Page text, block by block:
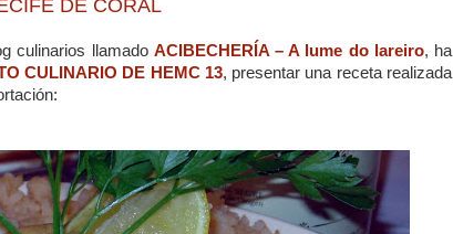
DE CORAL
culinarios llamado ACIBECHERÍA – A lume do lareiro, ha
CULINARIO DE HEMC 13, presentar una receta realizada